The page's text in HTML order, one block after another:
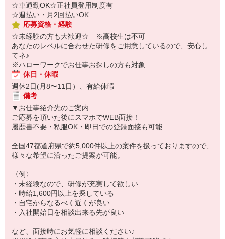
☆車通勤OK☆正社員登用制度有
☆週払い・月2回払いOK
応募資格・経験
☆未経験の方も大歓迎☆ ※高校生は不可
あなたのレベルに合わせた研修をご用意しているので、安心し
てネ♪
※ハローワークでお仕事お探しの方も対象
休日・休暇
週休2日(月8〜11日）、有給休暇
備考
▼お仕事紹介先のご案内
ご応募を頂いた後にスマホでWEB面接！
履歴書不要・私服OK・即日での登録面接も可能
全国47都道府県で約5,000件以上の案件を扱っておりますので、
様々な希望に沿ったご提案が可能。
〈例〉
・未経験なので、研修が充実して欲しい
・時給1,600円以上を探している
・自宅からなるべく近くが良い
・入社開始日を相談出来る先が良い
など、面接時にお気軽に相談ください♪